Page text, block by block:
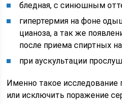
бледная, с синюшным
гипертермия на фоне
цианоза, а так же
после приема спиртных
при аускультации
Именно такое исследование
или исключить поражение